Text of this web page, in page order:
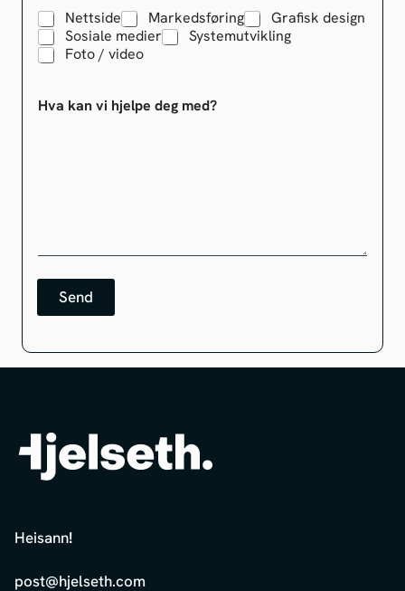
Nettside Markedsføring
Grafisk design
Sosiale medier
Systemutvikling
Foto / video
Hva kan vi hjelpe deg med?
Send
Heisann!
post@hjelseth.com